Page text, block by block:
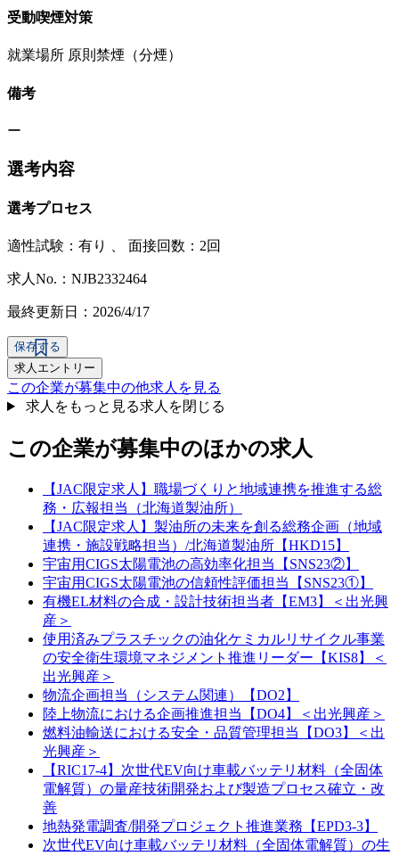
受動喫煙対策
就業場所 原則禁煙（分煙）
備考
ー
選考内容
選考プロセス
適性試験： 有り 面接回数：2回
求人No.：NJB2332464
最終更新日：2026/4/17
保存する
求人エントリー
この企業が募集中の他求人を見る
求人をもっと見る求人を閉じる
この企業が募集中のほかの求人
【JAC限定求人】職場づくりと地域連携を推進する総
務・広報担当（北海道製油所）
【JAC限定求人】製油所の未来を創る総務企画（地域
連携・施設戦略担当）/北海道製油所【HKD15】
宇宙用CIGS太陽電池の高効率化担当【SNS23②】
宇宙用CIGS太陽電池の信頼性評価担当【SNS23①】
有機EL材料の合成・設計技術担当者【EM3】＜出光興
産＞
使用済みプラスチックの油化ケミカルリサイクル事業
の安全衛生環境マネジメント推進リーダー【KIS8】＜
出光興産＞
物流企画担当（システム関連）【DO2】
陸上物流における企画推進担当【DO4】＜出光興産＞
燃料油輸送における安全・品質管理担当【DO3】＜出
光興産＞
【RIC17-4】次世代EV向け車載バッテリ材料（全固体
電解質）の量産技術開発および製造プロセス確立・改
善
地熱発電調査/開発プロジェクト推進業務【EPD3-3】
次世代EV向け車載バッテリ材料（全固体電解質）の生